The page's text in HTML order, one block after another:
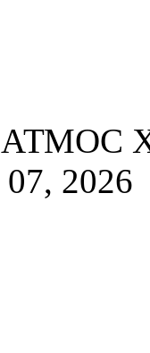
2026